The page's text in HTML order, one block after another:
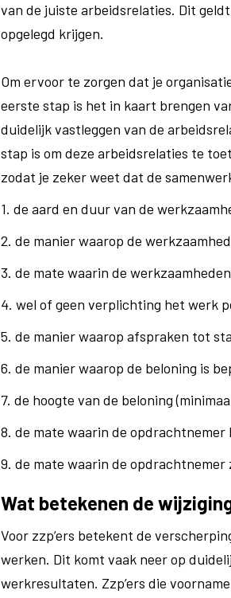
van de juiste arbeidsrelaties. Dit
opgelegd krijgen.
Om ervoor te zorgen dat je
eerste stap is het in kaart brengen
duidelijk vastleggen van de
stap is om deze arbeidsrelaties te
zodat je zeker weet dat de
1. de aard en duur van de
2. de manier waarop de
3. de mate waarin de
4. wel of geen verplichting het werk
5. de manier waarop afspraken tot
6. de manier waarop de beloning is
7. de hoogte van de beloning
8. de mate waarin de
9. de mate waarin de
Wat betekenen de
Voor zzp’ers betekent de
werken. Dit komt vaak neer op
werkresultaten. Zzp’ers die